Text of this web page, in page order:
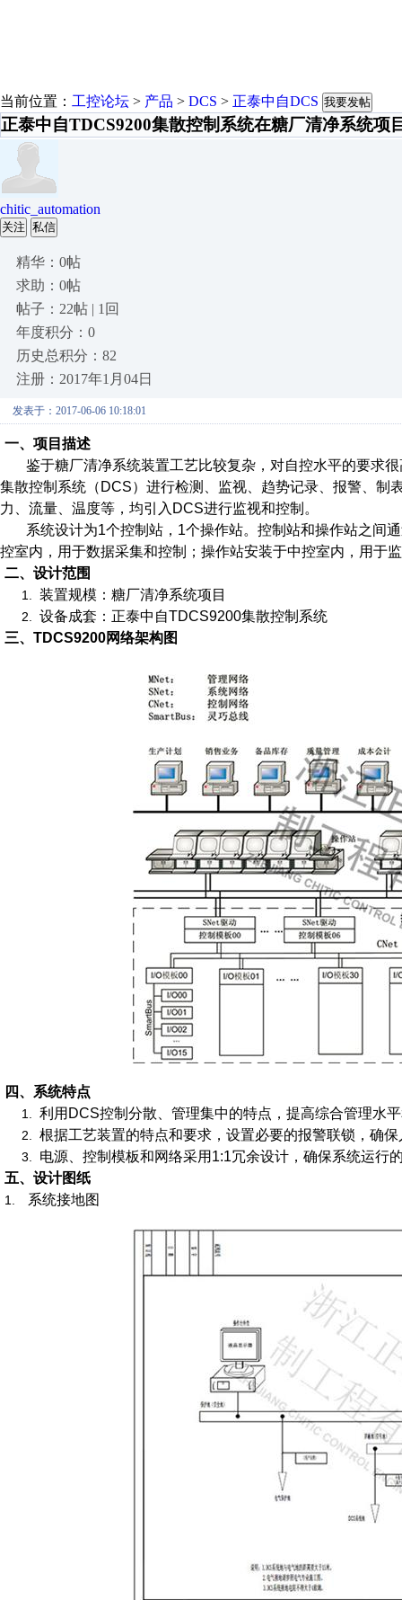
当前位置： 工控论坛 > 产品 > DCS > 正泰中自DCS 我要发帖
正泰中自TDCS9200集散控制系统在糖厂清净系统项
chitic_automation
关注 私信
精华：0帖
求助：0帖
帖子：22帖 | 1回
年度积分：0
历史总积分：82
注册：2017年1月04日
发表于：2017-06-06 10:18:01
一、 项目描述
鉴于糖厂清净系统装置工艺比较复杂，对自控水平的要求
集散控制系统（ DCS）进行检测、监视、趋势记录、报警、制
力、流量、温度等，均引入 DCS进行监视和控制。
系统设计为1个控制站， 1个操作站。控制站和操作站之间
控室内，用于数据采集和控制；操作站安装于中控室内，用于
二、 设计范围
1. 装置规模： 糖厂清净系统项目
2. 设备成套：正泰中自TDCS9200集散控制系统
三、 TDCS9200网络架构图
四、 系统特点
1. 利用 DCS控制分散、管理集中的特点，提高综合管理水
2. 根据工艺装置的特点和要求，设置必要的报警联锁，确
3. 电源、控制模板和网络采用 1:1冗余设计，确保系统运行
五、 设计图纸
1. 系统接地图